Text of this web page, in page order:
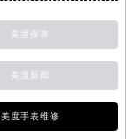
美度保养
美度新闻
美度手表维修